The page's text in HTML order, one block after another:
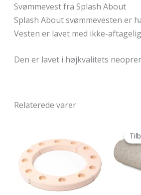
Svømmevest fra Splash About
Splash About svømmevesten er
Vesten er lavet med ikke-
Den er lavet i højkvalitets
Relaterede varer